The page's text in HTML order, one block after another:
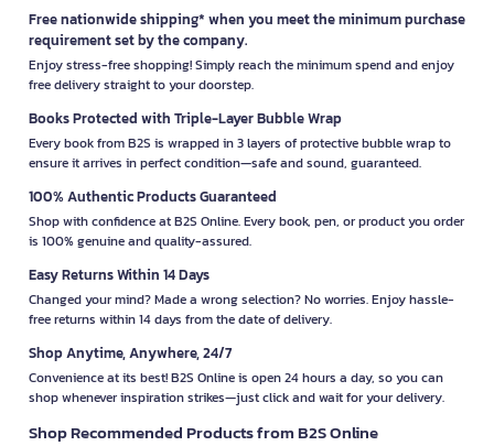
Free nationwide shipping* when you meet the minimum purchase
requirement set by the company.
Enjoy stress-free shopping! Simply reach the minimum spend and enjoy
free delivery straight to your doorstep.
Books Protected with Triple-Layer Bubble Wrap
Every book from B2S is wrapped in 3 layers of protective bubble wrap to
ensure it arrives in perfect condition—safe and sound, guaranteed.
100% Authentic Products Guaranteed
Shop with confidence at B2S Online. Every book, pen, or product you order
is 100% genuine and quality-assured.
Easy Returns Within 14 Days
Changed your mind? Made a wrong selection? No worries. Enjoy hassle-
free returns within 14 days from the date of delivery.
Shop Anytime, Anywhere, 24/7
Convenience at its best! B2S Online is open 24 hours a day, so you can
shop whenever inspiration strikes—just click and wait for your delivery.
Shop Recommended Products from B2S Online